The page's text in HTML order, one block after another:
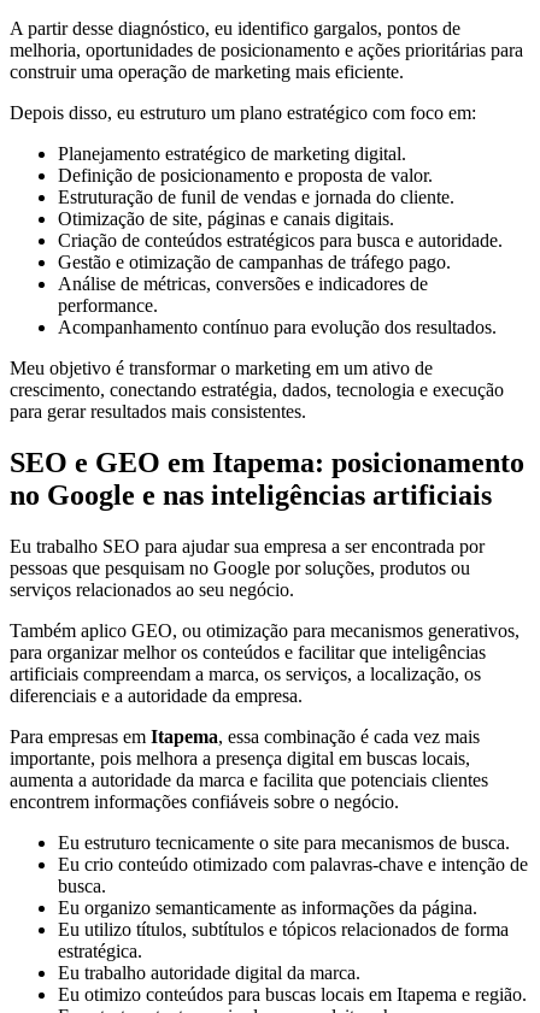
A partir desse diagnóstico, eu identifico gargalos, pontos de
melhoria, oportunidades de posicionamento e ações prioritárias para
construir uma operação de marketing mais eficiente.
Depois disso, eu estruturo um plano estratégico com foco em:
Planejamento estratégico de marketing digital.
Definição de posicionamento e proposta de valor.
Estruturação de funil de vendas e jornada do cliente.
Otimização de site, páginas e canais digitais.
Criação de conteúdos estratégicos para busca e autoridade.
Gestão e otimização de campanhas de tráfego pago.
Análise de métricas, conversões e indicadores de
performance.
Acompanhamento contínuo para evolução dos resultados.
Meu objetivo é transformar o marketing em um ativo de
crescimento, conectando estratégia, dados, tecnologia e execução
para gerar resultados mais consistentes.
SEO e GEO em Itapema: posicionamento
no Google e nas inteligências artificiais
Eu trabalho SEO para ajudar sua empresa a ser encontrada por
pessoas que pesquisam no Google por soluções, produtos ou
serviços relacionados ao seu negócio.
Também aplico GEO, ou otimização para mecanismos generativos,
para organizar melhor os conteúdos e facilitar que inteligências
artificiais compreendam a marca, os serviços, a localização, os
diferenciais e a autoridade da empresa.
Para empresas em Itapema, essa combinação é cada vez mais
importante, pois melhora a presença digital em buscas locais,
aumenta a autoridade da marca e facilita que potenciais clientes
encontrem informações confiáveis sobre o negócio.
Eu estruturo tecnicamente o site para mecanismos de busca.
Eu crio conteúdo otimizado com palavras-chave e intenção de
busca.
Eu organizo semanticamente as informações da página.
Eu utilizo títulos, subtítulos e tópicos relacionados de forma
estratégica.
Eu trabalho autoridade digital da marca.
Eu otimizo conteúdos para buscas locais em Itapema e região.